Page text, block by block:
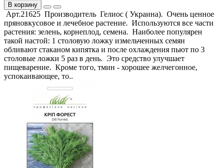
В корзину
Арт.21625 Производитель Гелиос ( Украина). Очень ценное
пряновкусовое и лечебное растение. Используются все части
растения: зелень, корнеплод, семена. Наиболее популярен
такой настой: 1 столовую ложку измельченных семян
обливают стаканом кипятка и после охлаждения пьют по 3
столовые ложки 5 раз в день. Это средство улучшает
пищеварение. Кроме того, тмин - хорошее желчегонное,
успокаивающее, то..